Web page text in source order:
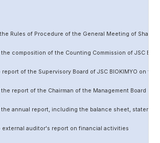
Rules of Procedure of the General Meeting of
composition of the Counting Commission of JSC
report of the Supervisory Board of JSC BIOKIMYO on
report of the Chairman of the Management Board
the annual report, including the balance sheet,
external auditor's report on financial activities